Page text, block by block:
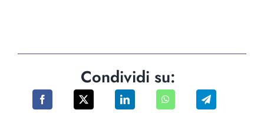
Condividi su: